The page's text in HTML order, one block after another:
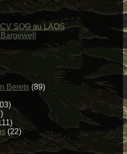
SOG au LAOS
Berets(89)
(22)